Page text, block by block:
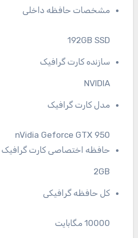
مشخصات حافظه داخلی
192GB SSD
سازنده کارت گرافیک
NVIDIA
مدل کارت گرافیک
nVidia Geforce GTX 950
حافظه اختصاصی کارت گرافیک
2GB
کل حافظه گرافیکی
10000 مگابایت